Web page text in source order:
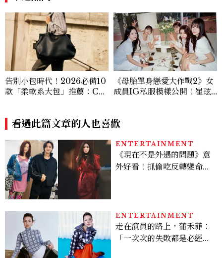
告別小包時代！2026必備10
款「柔軟系大包」推薦：Ch
《母胎單身戀愛大作戰2》女
成員IG私服模樣公開！崔玹
看過此篇文章的人也喜歡
ENTERTAINMENT
《現在不是外遇的問題》意
外好看！抓偷吃反轉變命
看點懶人包
ENTERTAINMENT
走在演員的路上，蒲禾菲：
「一次次的失敗都是必經過